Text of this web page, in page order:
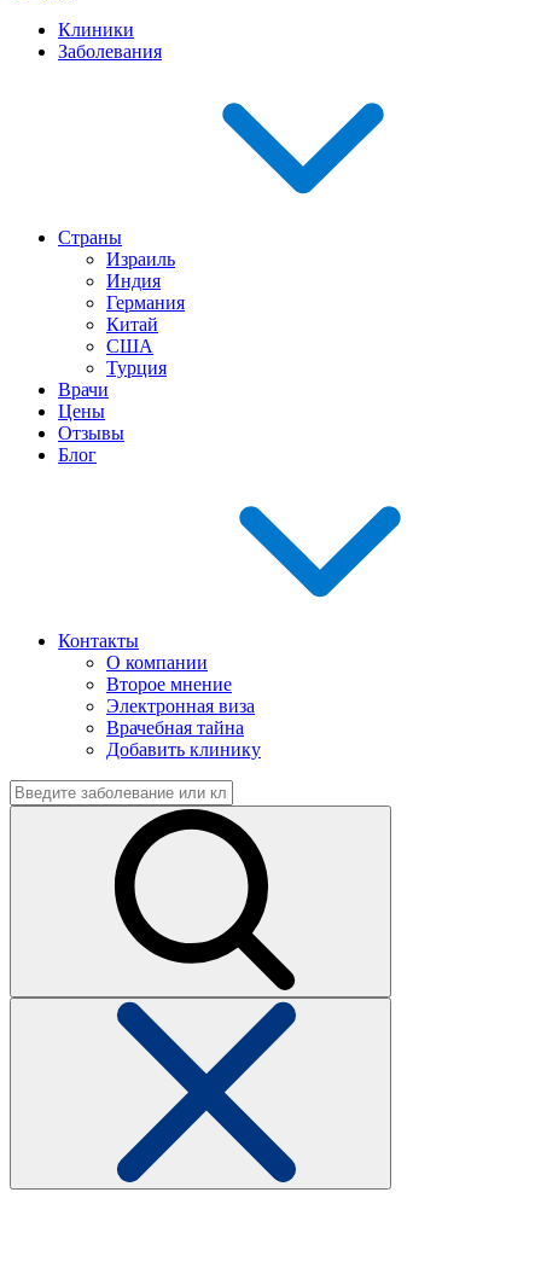
Клиники
Заболевания
Страны
Израиль
Индия
Германия
Китай
США
Турция
Врачи
Цены
Отзывы
Блог
Контакты
О компании
Второе мнение
Электронная виза
Врачебная тайна
Добавить клинику